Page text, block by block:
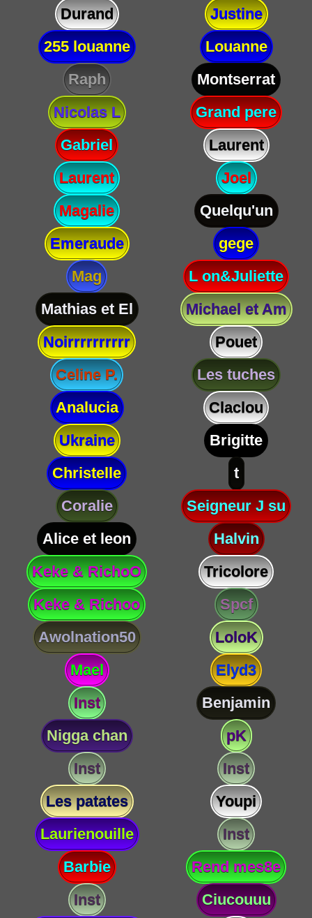
Durand
Justine
255 louanne
Louanne
Raph
Montserrat
Nicolas L
Grand pere
Gabriel
Laurent
Laurent
Joel
Magalie
Quelqu'un
Emeraude
gege
Mag
L on&Juliette
Mathias et El
Michael et Am
Noirrrrrrrrrr
Pouet
Celine P.
Les tuches
Analucia
Claclou
Ukraine
Brigitte
Christelle
t
Coralie
Seigneur J su
Alice et leon
Halvin
Keke & RichoO
Tricolore
Keke & Richoo
Spcf
Awolnation50
LoloK
Mael
Elyd3
Inst
Benjamin
Nigga chan
pK
Inst
Inst
Les patates
Youpi
Laurienouille
Inst
Barbie
Rend mes8e
Inst
Ciucouuu